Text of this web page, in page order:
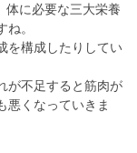
に必要な三大栄養
。
を構成したりしてい
が不足すると筋肉が
悪くなっていきま